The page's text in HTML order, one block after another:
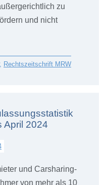
zu
und nicht
, Rechtszeitschrift MRW
April 2024
und Carsharing-
von mehr als 10